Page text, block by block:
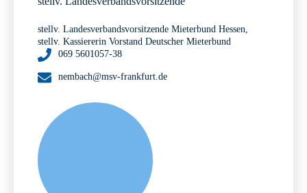
stellv. Landesverbandsvorsitzende Mieterbund Hessen,
stellv. Kassiererin Vorstand Deutscher Mieterbund
069 5601057-38
nembach@msv-frankfurt.de